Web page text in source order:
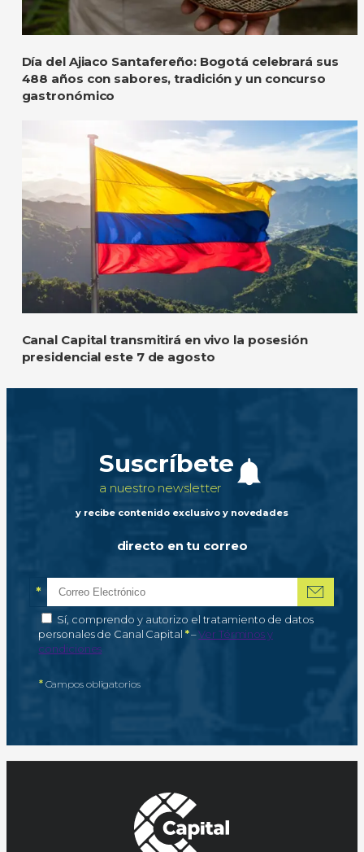
Día del Ajiaco Santafereño: Bogotá celebrará sus
488 años con sabores, tradición y un concurso
gastronómico
Canal Capital transmitirá en vivo la posesión
presidencial este 7 de agosto
Suscríbete
a nuestro newsletter
y recibe contenido exclusivo y novedades
directo en tu correo
Correo electrónico
*Campo obligatorio
Autorización de tratamiento de datos personales
Sí, comprendo y autorizo el tratamiento de datos
personales de Canal Capital *–Campo obligatorio
Ver Términos y
condiciones
*Campos obligatorios